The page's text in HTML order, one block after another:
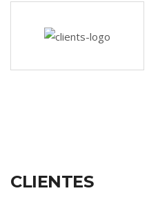
CLIENTES